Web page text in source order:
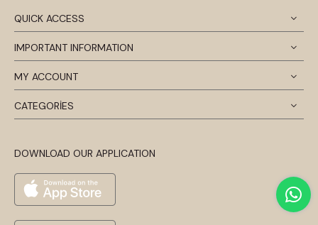
QUICK ACCESS
IMPORTANT INFORMATION
MY ACCOUNT
CATEGORİES
DOWNLOAD OUR APPLICATION